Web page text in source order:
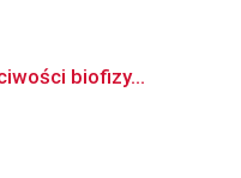
biofizy...